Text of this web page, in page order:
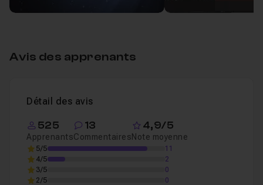
Avis des apprenants
Détail des avis
525
Apprenants
13
Commentaires
4,9/5
Note moyenne
5/5
11
4/5
2
3/5
0
2/5
0